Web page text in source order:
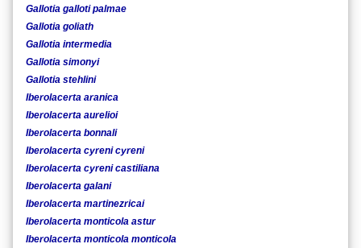
Gallotia galloti palmae
Gallotia goliath
Gallotia intermedia
Gallotia simonyi
Gallotia stehlini
Iberolacerta aranica
Iberolacerta aurelioi
Iberolacerta bonnali
Iberolacerta cyreni cyreni
Iberolacerta cyreni castiliana
Iberolacerta galani
Iberolacerta martinezricai
Iberolacerta monticola astur
Iberolacerta monticola monticola